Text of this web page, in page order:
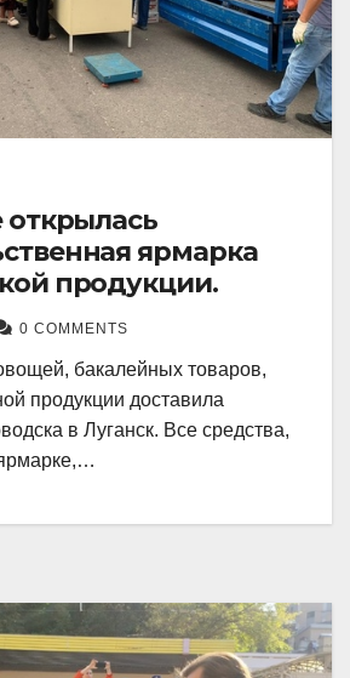
открылась
ярмарка
продукции.
0 COMMENTS
бакалейных товаров,
продукции доставила
в Луганск. Все средства,